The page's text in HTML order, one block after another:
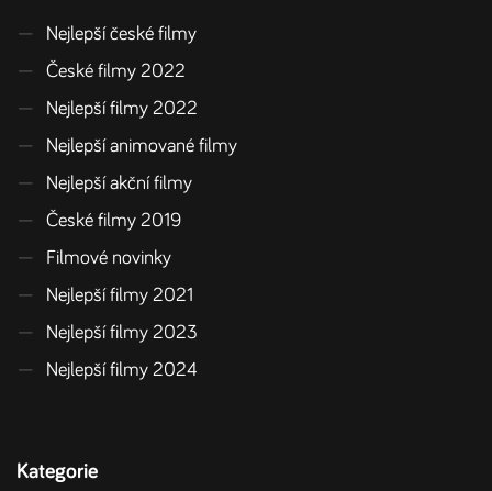
—
Nejlepší české filmy
—
České filmy 2022
—
Nejlepší filmy 2022
—
Nejlepší animované filmy
—
Nejlepší akční filmy
—
České filmy 2019
—
Filmové novinky
—
Nejlepší filmy 2021
—
Nejlepší filmy 2023
—
Nejlepší filmy 2024
Kategorie